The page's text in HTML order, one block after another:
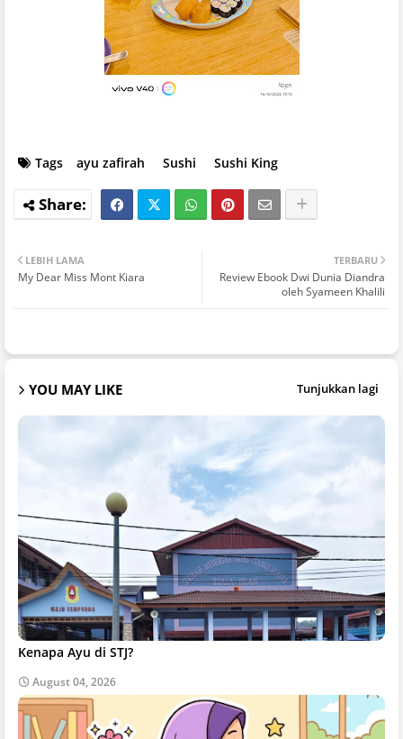
Tags ayu zafirah Sushi Sushi King
TERBARU
Review Ebook Dwi Dunia Diandra
oleh Syameen Khalili
LEBIH LAMA
My Dear Miss Mont Kiara
YOU MAY LIKE Tunjukkan lagi
Kenapa Ayu di STJ?
August 04, 2026